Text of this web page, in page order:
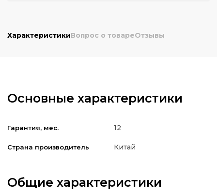
ХарактеристикиВопрос о товареОтзывы
Основные характеристики
Гарантия, мес. 12
Страна производитель Китай
Общие характеристики